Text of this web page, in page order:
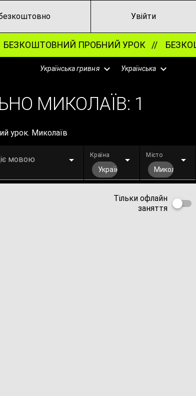
Увійти
ПРОБНИЙ УРОК //
Українська гривня Українська
МИКОЛАЇВ: 1
урок. Миколаїв
мовою Країна
Україна
Місто
Миколаїв
Тільки офлайн
заняття